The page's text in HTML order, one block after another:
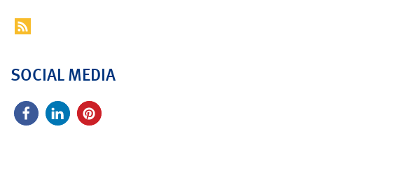
SOCIAL MEDIA